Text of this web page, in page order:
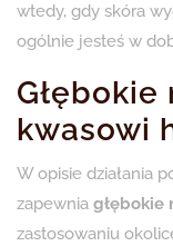
wtedy, gdy skóra
ogólnie jesteś w
kwasowi
W opisie działania
zapewnia głębokie
zastosowaniu